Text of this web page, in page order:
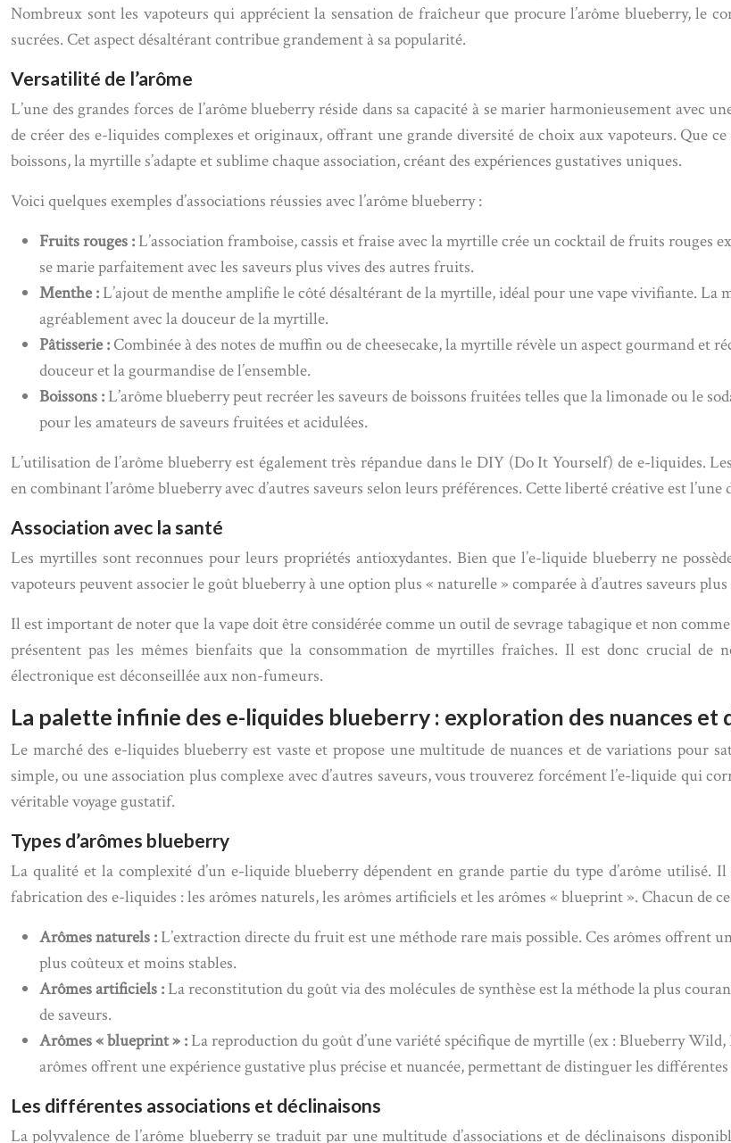
Nombreux sont les vapoteurs qui apprécient la sensation de fraîcheur que procure l’arôme blueberry, le
sucrées. Cet aspect désaltérant contribue grandement à sa popularité.
Versatilité de l’arôme
L’une des grandes forces de l’arôme blueberry réside dans sa capacité à se marier harmonieusement avec
de créer des e-liquides complexes et originaux, offrant une grande diversité de choix aux vapoteurs. Que
boissons, la myrtille s’adapte et sublime chaque association, créant des expériences gustatives uniques.
Voici quelques exemples d’associations réussies avec l’arôme blueberry :
Fruits rouges : L’association framboise, cassis et fraise avec la myrtille crée un cocktail de fruits rouges
se marie parfaitement avec les saveurs plus vives des autres fruits.
Menthe : L’ajout de menthe amplifie le côté désaltérant de la myrtille, idéal pour une vape vivifiante.
agréablement avec la douceur de la myrtille.
Pâtisserie : Combinée à des notes de muffin ou de cheesecake, la myrtille révèle un aspect gourmand et
douceur et la gourmandise de l’ensemble.
Boissons : L’arôme blueberry peut recréer les saveurs de boissons fruitées telles que la limonade ou le
pour les amateurs de saveurs fruitées et acidulées.
L’utilisation de l’arôme blueberry est également très répandue dans le DIY (Do It Yourself) de e-liquides.
en combinant l’arôme blueberry avec d’autres saveurs selon leurs préférences. Cette liberté créative est
Association avec la santé
Les myrtilles sont reconnues pour leurs propriétés antioxydantes. Bien que l’e-liquide blueberry ne
vapoteurs peuvent associer le goût blueberry à une option plus « naturelle » comparée à d’autres saveurs
Il est important de noter que la vape doit être considérée comme un outil de sevrage tabagique et non
présentent pas les mêmes bienfaits que la consommation de myrtilles fraîches. Il est donc crucial de
électronique est déconseillée aux non-fumeurs.
La palette infinie des e-liquides blueberry : exploration des nuances et
Le marché des e-liquides blueberry est vaste et propose une multitude de nuances et de variations pour
simple, ou une association plus complexe avec d’autres saveurs, vous trouverez forcément l’e-liquide qui
véritable voyage gustatif.
Types d’arômes blueberry
La qualité et la complexité d’un e-liquide blueberry dépendent en grande partie du type d’arôme utilisé.
fabrication des e-liquides : les arômes naturels, les arômes artificiels et les arômes « blueprint ». Chacun de
Arômes naturels : L’extraction directe du fruit est une méthode rare mais possible. Ces arômes offrent
plus coûteux et moins stables.
Arômes artificiels : La reconstitution du goût via des molécules de synthèse est la méthode la plus
de saveurs.
Arômes « blueprint » : La reproduction du goût d’une variété spécifique de myrtille (ex : Blueberry
arômes offrent une expérience gustative plus précise et nuancée, permettant de distinguer les
Les différentes associations et déclinaisons
La polyvalence de l’arôme blueberry se traduit par une multitude d’associations et de déclinaisons